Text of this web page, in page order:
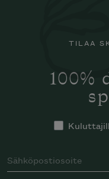
TILAA
100%